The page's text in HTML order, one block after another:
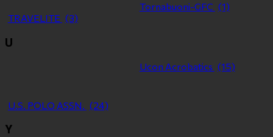
Tornabuoni-GFC (1)
TRAVELITE (3)
U
U.S. POLO ASSN. (24)
Ucon Acrobatics (15)
Y